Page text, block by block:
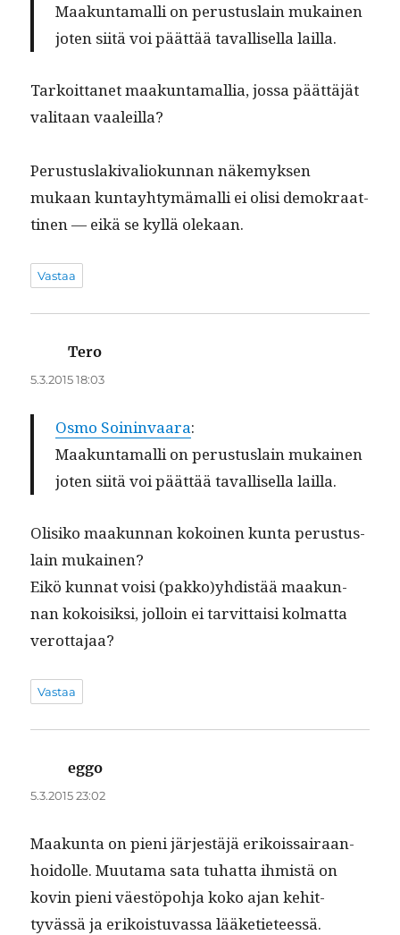
Maakun­ta­malli on perus­tus­lain mukainen
joten siitä voi päät­tää taval­lisel­la lailla.
Tarkoit­tanet maakun­ta­mallia, jos­sa päät­täjät
val­i­taan vaaleilla?
Perus­tus­laki­valiokun­nan näke­myk­sen
mukaan kun­tay­htymä­malli ei olisi demokraat­
ti­nen — eikä se kyl­lä olekaan.
Vastaa
Tero
5.3.2015 18:03
Osmo Soin­in­vaara:
Maakun­ta­malli on perus­tus­lain mukainen
joten siitä voi päät­tää taval­lisel­la lailla.
Olisiko maakun­nan kokoinen kun­ta perus­tus­
lain mukainen?
Eikö kun­nat voisi (pakko)yhdistää maakun­
nan kokoisik­si, jol­loin ei tarvit­taisi kol­mat­ta
verottajaa?
Vastaa
eggo
5.3.2015 23:02
Maakun­ta on pieni jär­jestäjä erikois­sairaan­
hoidolle. Muu­ta­ma sata tuhat­ta ihmistä on
kovin pieni väestöpo­h­ja koko ajan kehit­
tyvässä ja erikois­tu­vas­sa lääketi­eteessä.